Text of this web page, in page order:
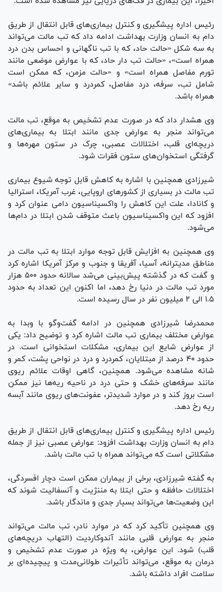
رئیس اداره پیشگیری و کنترل بیماری‌های قابل انتقال از طریق
دام به انسان وزارت بهداشت ادامه داد که تب مالت می‌تواند
به سه شکل «حالت حاد، که با تب ناگهانی و احساس بدن درد
همراه است»، «حالت تب دار حاد، که با عوارض موضعی مانند
تورم مفاصل همراه است» و «حالت مزمن، که ممکن است
شامل تب، سرفه، درد مفاصل، کمردرد و سایر علائم باشد»
همراه باشد.
وی هشدار داد که در صورت عدم تشخیص به موقع، تب مالت
می‌تواند منجر به عوارض جدی مانند ابتلا به بیماری‌های
دریچه‌ای قلب، اختلالات عصبی، چرک در ستون مهره‌ها و
گرفتگی استخوان‌های ستون فقرات شود.
شیرزادی همچنین با اشاره به کاهش قابل توجه شیوع بیماری
تب مالت در بسیاری از کشور‌های اروپایی، غرب آمریکا، استرالیا
و کانادا، علت این کاهش را واکسیناسیون دامی عنوان کرد و
افزود که این واکسیناسیون باعث متوقف شدن ابتلا در دام‌ها
می‌شود.
وی همچنین به افزایش قابل توجه موارد ابتلا به تب مالت در
مناطق مدیترانه، آسیا، آفریقا و جنوب و مرکز آمریکا اشاره کرد
و گفت که در گذشته پیش‌بینی می‌شد سالانه حدود ۵۰۰ هزار
مورد تب مالت در دنیا رخ دهد، اما اکنون این تعداد به حدود
۱.۵ الی ۲ میلیون نفر در سال رسیده است.
محمدرضا شیرزادی همچنین در ادامه گفت‌و‌گو با وبدا به
عوارض مختلف بیماری تب مالت اشاره کرد و توضیح داد: یکی
از عوارض شایع این بیماری، مشکلات استخوانی است. در
حدود ۴۰ درصد از مبتلایان، کمردرد و درد در نواحی پشت، کمر و
شانه مشاهده می‌شود. همچنین، گاهی اوقات علائم ریوی
مانند سرفه‌های خشک و حتی درد در ناحیه ریه‌ها نیز ممکن
است بروز کند و در موارد شدیدتر، عفونت‌های ریوی مانند آبسه
ریه رخ دهد.
رئیس اداره پیشگیری و کنترل بیماری‌های قابل انتقال از طریق
دام به انسان وزارت بهداشت افزود: عوارض عصبی نیز از جمله
مشکلاتی است که می‌تواند همراه با تب مالت باشد.
به گفته شیرزادی، برخی از بیماران ممکن است دچار افسردگی،
اختلالات حافظه و حتی ابتلا به مننژیت و آنسفالیت شوند که
این وضعیت‌ها می‌تواند بسیار جدی و ماندگار باشد.
وی همچنین تأکید کرد که در موارد نادر، تب مالت می‌تواند
منجر به عوارض قلبی مانند آندوکاردیت (التهاب دریچه‌های
قلب) شود. این عوارض، به ویژه در صورت عدم تشخیص و
درمان به موقع، می‌تواند تأثیرات طولانی‌مدت و پیچیده‌ای بر
سلامت افراد داشته باشد.